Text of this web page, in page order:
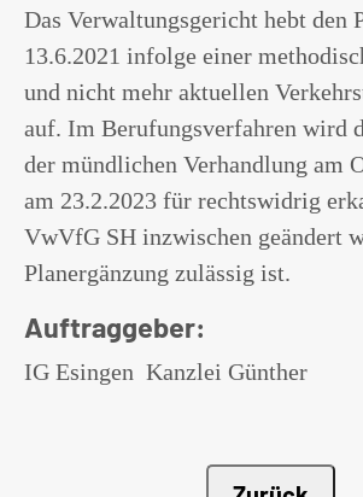
Das Verwaltungsgericht hebt den
13.6.2021 infolge einer
und nicht mehr aktuellen
auf. Im Berufungsverfahren wird
der mündlichen Verhandlung am
am 23.2.2023 für rechtswidrig
VwVfG SH inzwischen geändert
Planergänzung zulässig ist.
Auftraggeber:
IG Esingen Kanzlei Günther